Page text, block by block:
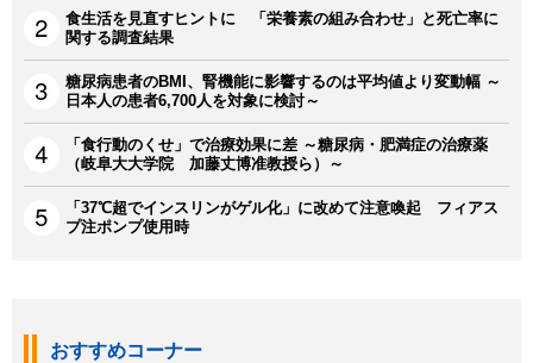
食生活を見直すヒントに 「栄養素の組み合わせ」と死亡率に
関する調査結果
糖尿病患者のBMI、腎機能に影響するのは平均値より変動幅 ～
日本人の患者6,700人を対象に検討～
「食行動のくせ」で治療効果に差 ～糖尿病・肥満症の治療薬
（岐阜大大学院 加藤丈博准教授ら）～
「37℃超でインスリンがゲル化」に改めて注意喚起 フィアス
プ注ポンプ使用時
おすすめコーナー